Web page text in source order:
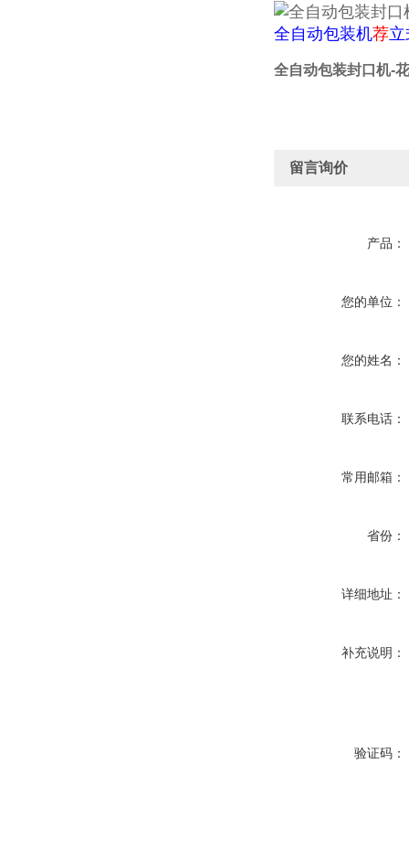
全自动包装机荐
全自动包装封口机-
留言询价
产品：
您的单位：
您的姓名：
联系电话：
常用邮箱：
省份：
详细地址：
补充说明：
验证码：